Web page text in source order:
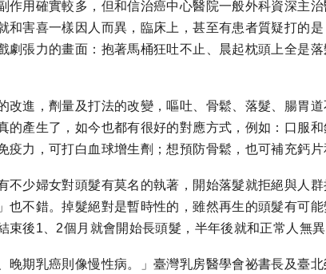
作用確實較多，但和信治癌中心醫院一般外科資深主治
和害喜一樣因人而異，臨床上，甚至有患者質疑打的是
劇張力的畫面：抱著馬桶狂吐不止、晨起枕頭上全是
改進，劑量及打法的改變，嘔吐、骨鬆、落髮、腸胃
的產生了，如今也都有很好的對應方式，例如：口服和
疫力，可打白血球增生劑；想預防骨鬆，也可補充鈣片
不少婦女對頭髮有莫名的執著，開始落髮就拒絕與人群
也不錯。掉髮絕對是暫時性的，雖然再生的頭髮有可能
束後1、2個月就會開始長頭髮，半年後就和正常人無異
晚期乳癌則像慢性病。」臺灣乳房醫學會祕書長及臺